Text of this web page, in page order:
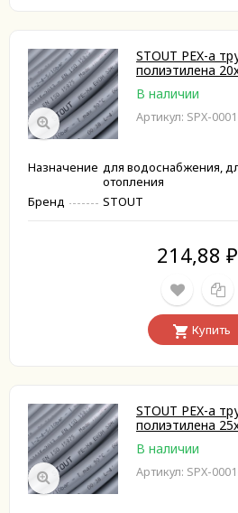
STOUT PEX-a
полиэтилена
В наличии
Артикул: SPX-
Назначение для водоснабжения,
отопления
Бренд
STOUT
214,88 ₽
Купить
STOUT PEX-a
полиэтилена
В наличии
Артикул: SPX-